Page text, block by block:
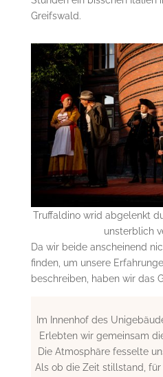
Greifswald.
Truffaldino wrid abgelenkt
unsterblich
Da wir beide anscheinend
finden, um unsere
beschreiben, haben wir das
Im Innenhof des
Erlebten wir gemeinsam
Die Atmosphäre fesselte
Als ob die Zeit stillstand,